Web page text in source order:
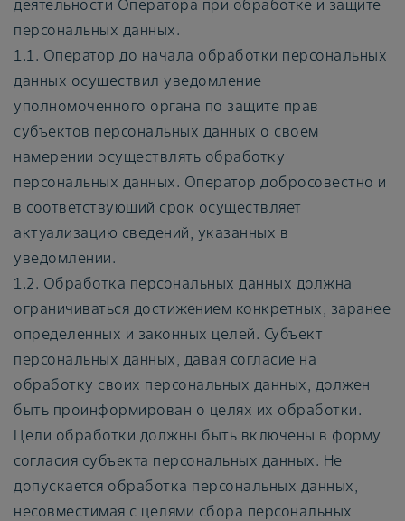
деятельности Оператора при обработке и защите
персональных данных.
1.1. Оператор до начала обработки персональных
данных осуществил уведомление
уполномоченного органа по защите прав
субъектов персональных данных о своем
намерении осуществлять обработку
персональных данных. Оператор добросовестно и
в соответствующий срок осуществляет
актуализацию сведений, указанных в
уведомлении.
1.2. Обработка персональных данных должна
ограничиваться достижением конкретных, заранее
определенных и законных целей. Субъект
персональных данных, давая согласие на
обработку своих персональных данных, должен
быть проинформирован о целях их обработки.
Цели обработки должны быть включены в форму
согласия субъекта персональных данных. Не
допускается обработка персональных данных,
несовместимая с целями сбора персональных